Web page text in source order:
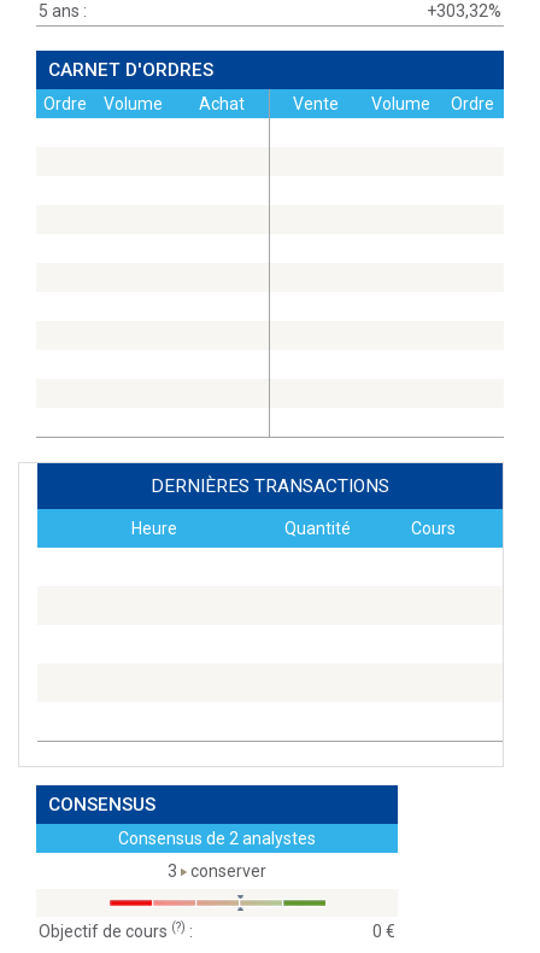
5 ans :
+303,32%
CARNET D'ORDRES
Ordre Volume Achat Vente Volume Ordre
DERNIÈRES TRANSACTIONS
Heure Quantité Cours
CONSENSUS
Consensus de 2 analystes
3
conserver
Objectif de cours (?) :
0